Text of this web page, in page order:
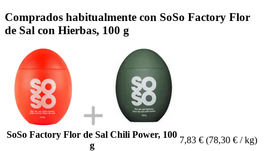
Comprados habitualmente con SoSo Factory Flor
de Sal con Hierbas, 100 g
SoSo Factory Flor de Sal Chili Power, 100
g
7,83 € (78,30 € / kg)